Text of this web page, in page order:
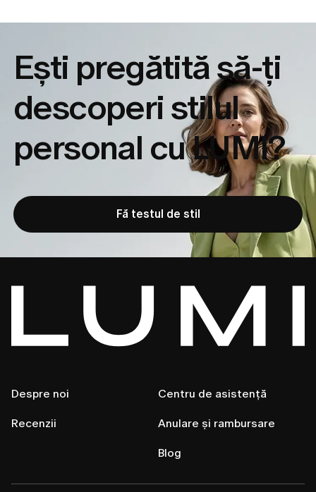
Ești pregătită să-ți
descoperi stilul
personal cu LUMI?
Fă testul de stil
Despre noi
Recenzii
Centru de asistență
Anulare și rambursare
Blog